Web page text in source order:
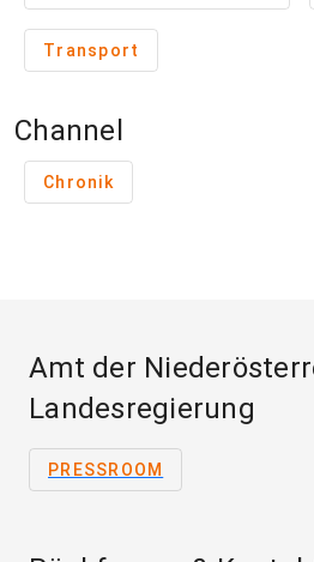
Transport
Channel
Chronik
Amt der
Landesregierung
PRESSROOM